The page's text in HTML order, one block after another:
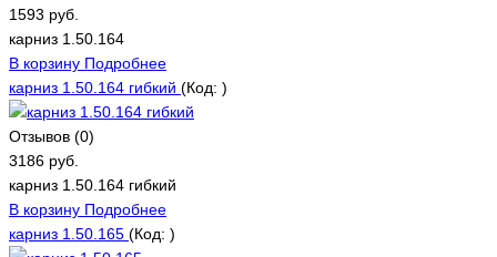
1593 руб.
карниз 1.50.164
В корзину Подробнее
карниз 1.50.164 гибкий (Код: )
Отзывов (0)
3186 руб.
карниз 1.50.164 гибкий
В корзину Подробнее
карниз 1.50.165 (Код: )